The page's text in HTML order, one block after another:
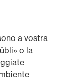
a vostra
o la